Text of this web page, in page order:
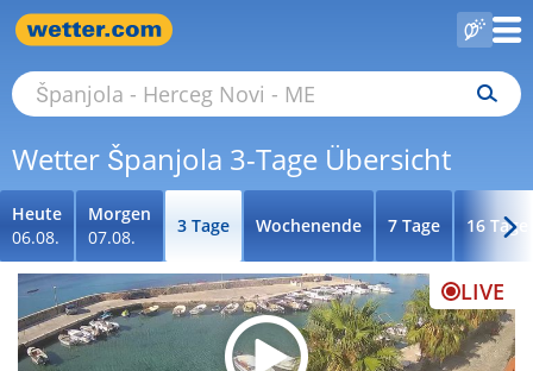
Wetter Španjola 3-Tage Übersicht
Heute
06.08.
Morgen
07.08.
3 Tage Wochenende 7 Tage 16 Tage
LIVE